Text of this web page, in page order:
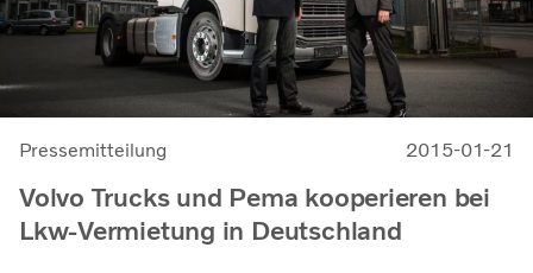
Pressemitteilung 2015-01-21
Volvo Trucks und Pema kooperieren bei
Lkw-Vermietung in Deutschland